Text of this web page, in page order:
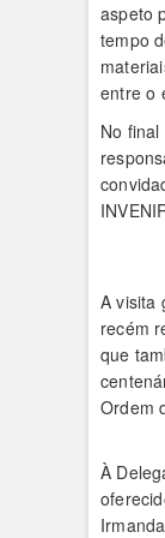
aspeto
tempo
entre o
No
A visita
recém
que
Ordem
À